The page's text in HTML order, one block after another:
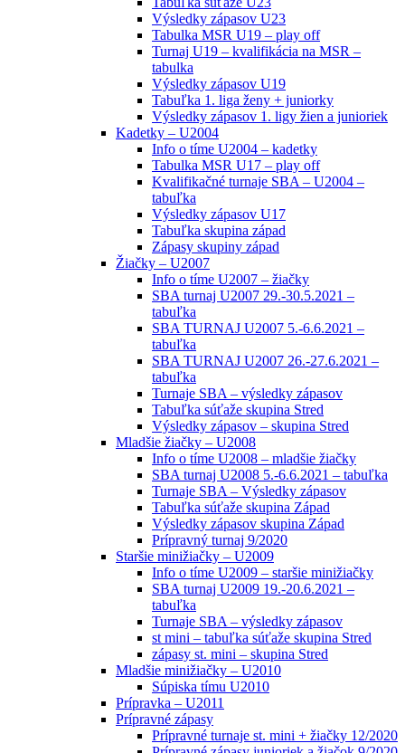
Výsledky zápasov U23
Tabulka MSR U19 – play off
Turnaj U19 – kvalifikácia na MSR –
tabulka
Výsledky zápasov U19
Tabuľka 1. liga ženy + juniorky
Výsledky zápasov 1. ligy žien a junioriek
Kadetky – U2004
Info o tíme U2004 – kadetky
Tabulka MSR U17 – play off
Kvalifikačné turnaje SBA – U2004 –
tabuľka
Výsledky zápasov U17
Tabuľka skupina západ
Zápasy skupiny západ
Žiačky – U2007
Info o tíme U2007 – žiačky
SBA turnaj U2007 29.-30.5.2021 –
tabuľka
SBA TURNAJ U2007 5.-6.6.2021 –
tabuľka
SBA TURNAJ U2007 26.-27.6.2021 –
tabuľka
Turnaje SBA – výsledky zápasov
Tabuľka súťaže skupina Stred
Výsledky zápasov – skupina Stred
Mladšie žiačky – U2008
Info o tíme U2008 – mladšie žiačky
SBA turnaj U2008 5.-6.6.2021 – tabuľka
Turnaje SBA – Výsledky zápasov
Tabuľka súťaže skupina Západ
Výsledky zápasov skupina Západ
Prípravný turnaj 9/2020
Staršie minižiačky – U2009
Info o tíme U2009 – staršie minižiačky
SBA turnaj U2009 19.-20.6.2021 –
tabuľka
Turnaje SBA – výsledky zápasov
st mini – tabuľka súťaže skupina Stred
zápasy st. mini – skupina Stred
Mladšie minižiačky – U2010
Súpiska tímu U2010
Prípravka – U2011
Prípravné zápasy
Prípravné turnaje st. mini + žiačky 12/2020